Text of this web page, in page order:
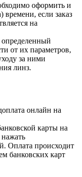
оформить и
времени, если заказ
на
определенный
от их параметров,
за ними
линз.
онлайн на
карты на
Оплата происходит
банковских карт